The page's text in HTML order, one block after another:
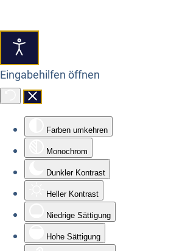
Eingabehilfen öffnen
Farben umkehren
Monochrom
Dunkler Kontrast
Heller Kontrast
Niedrige Sättigung
Hohe Sättigung